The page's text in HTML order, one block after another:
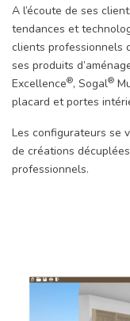
A l’écoute de ses
tendances et
clients professionnels
ses produits
Excellence®, Sogal®
placard et portes
Les configurateurs se
de créations
professionnels.